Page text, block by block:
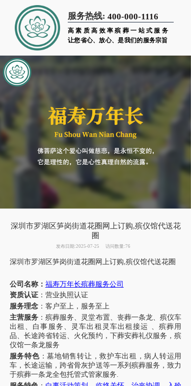
服务热线: 400-000-1116
高素质高效率殡葬一站式服务
让您省心、放心、是我们的服务宗旨
深圳市罗湖区笋岗街道花圈网上订购,殡仪馆代送花
圈
发布日期:2025-07-25 访问数量:76
深圳市罗湖区笋岗街道花圈网上订购,殡仪馆代送花圈
公司名称： 福寿万年长殡葬服务公司
资质认证：营业执照认证
服务理念：客户至上，服务至上
主营服务 ：殡葬服务、灵堂布置、丧葬一条龙、殡仪车
出租、白事服务、
灵车出租灵车出租接运 、殡葬用
品、长途跨省转运、火化预约，下葬安葬礼仪服务，殡
仪馆一条龙服务
服务特色：墓地销售转让，救护车出租，病人转运用
车，长途运输，跨省骨灰护送等一系列殡葬服务，致力
于殡葬一条龙全包托管式管家服务.